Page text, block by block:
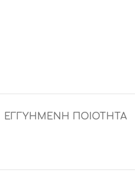
ΕΓΓΥΗΜΕΝΗ ΠΟΙΟΤΗΤΑ